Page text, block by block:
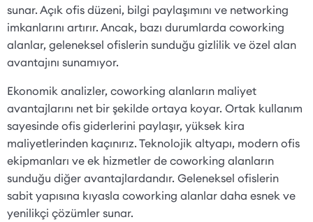
sunar. Açık ofis düzeni, bilgi paylaşımını ve networking
imkanlarını artırır. Ancak, bazı durumlarda coworking
alanlar, geleneksel ofislerin sunduğu gizlilik ve özel alan
avantajını sunamıyor.
Ekonomik analizler, coworking alanların maliyet
avantajlarını net bir şekilde ortaya koyar. Ortak kullanım
sayesinde ofis giderlerini paylaşır, yüksek kira
maliyetlerinden kaçınırız. Teknolojik altyapı, modern ofis
ekipmanları ve ek hizmetler de coworking alanların
sunduğu diğer avantajlardandır. Geleneksel ofislerin
sabit yapısına kıyasla coworking alanlar daha esnek ve
yenilikçi çözümler sunar.